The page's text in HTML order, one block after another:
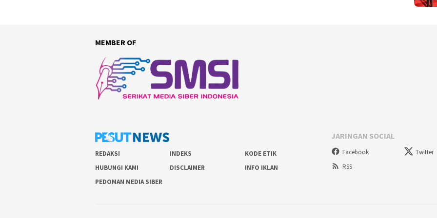
MEMBER OF
REDAKSI INDEKS
KODE ETIK
HUBUNGI KAMI
DISCLAIMER
INFO IKLAN
PEDOMAN MEDIA SIBER
JARINGAN SOCIAL
Facebook Twitter
RSS